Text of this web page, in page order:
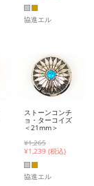
協進エル
ストーンコンチ
ョ・ターコイズ
＜21mm＞
¥1,265
¥1,239 (税込)
協進エル